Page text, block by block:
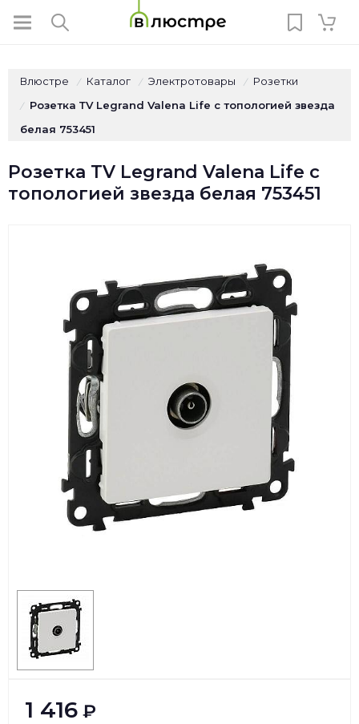
Влюстре / Каталог / Электротовары / Розетки
/
Розетка ТV Legrand Valena Life c топологией звезда
белая 753451
Розетка ТV Legrand Valena Life c
топологией звезда белая 753451
1 416 ₽